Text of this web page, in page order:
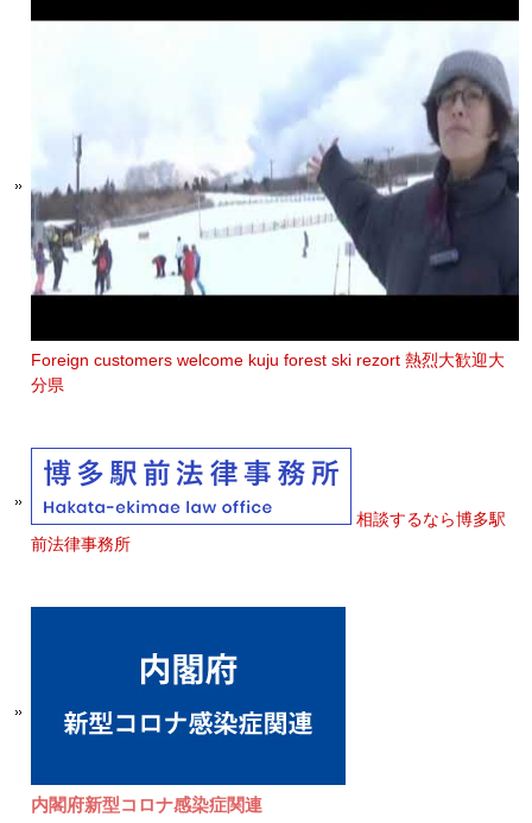
Foreign customers welcome kuju forest ski rezort 熱烈大歓迎大
分県
相談するなら博多駅
前法律事務所
内閣府新型コロナ感染症関連